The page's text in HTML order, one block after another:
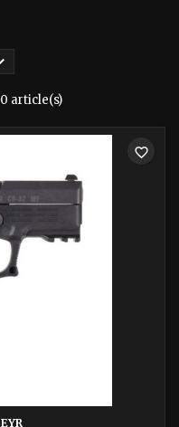
article(s)
favorite_border